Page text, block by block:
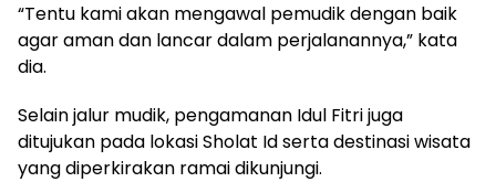
“Tentu kami akan mengawal pemudik dengan baik
agar aman dan lancar dalam perjalanannya,” kata
dia.
Selain jalur mudik, pengamanan Idul Fitri juga
ditujukan pada lokasi Sholat Id serta destinasi wisata
yang diperkirakan ramai dikunjungi.